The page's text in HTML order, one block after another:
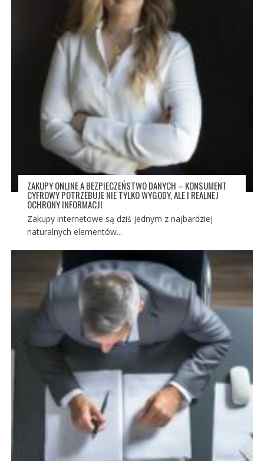
ZAKUPY ONLINE A BEZPIECZEŃSTWO DANYCH – KONSUMENT
CYFROWY POTRZEBUJE NIE TYLKO WYGODY, ALE I REALNEJ
OCHRONY INFORMACJI
Zakupy internetowe są dziś jednym z najbardziej
naturalnych elementów...